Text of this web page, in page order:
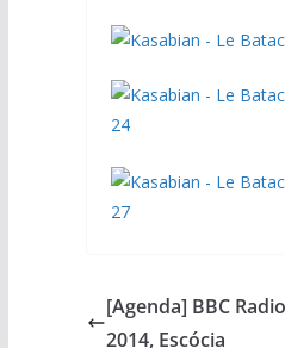
[Agenda] BBC
2014, Escócia